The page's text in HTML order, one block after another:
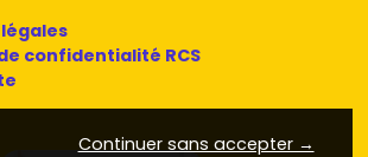
confidentialité RCS
Continuer sans accepter →